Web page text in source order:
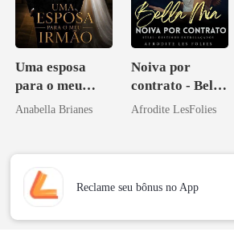
Uma esposa
para o meu
irmão
Anabella Brianes
Noiva por
contrato - Bella
Mia
Afrodite LesFolies
Reclame seu bônus no App